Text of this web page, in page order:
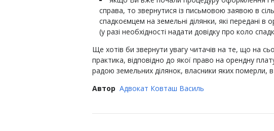
справа, то звернутися із письмовою заявою в
спадкоємцем на земельні ділянки, які передані в
(у разі необхідності надати довідку про коло
Ще хотів би звернути увагу читачів на те, що на
практика, відповідно до якої право на орендну
радою земельних ділянок, власники яких померли,
Автор Адвокат Ковташ Василь